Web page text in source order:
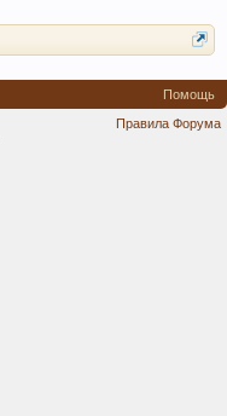
Помощь
Правила Форума